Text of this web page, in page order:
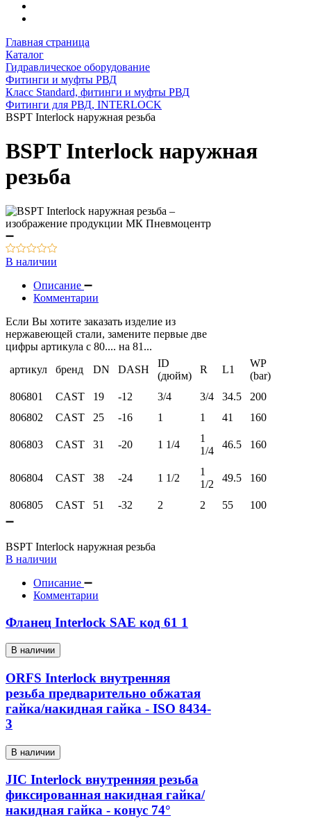
Главная страница
Каталог
Гидравлическое оборудование
Фитинги и муфты РВД
Класс Standard, фитинги и муфты РВД
Фитинги для РВД, INTERLOCK
BSPT Interlock наружная резьба
BSPT Interlock наружная
резьба
В наличии
Описание
Комментарии
Если Вы хотите заказать изделие из
нержавеющей стали, замените первые две
цифры артикула с 80.... на 81...
артикул
бренд DN DASH
ID
(дюйм)
R L1
WP
(bar)
806801
CAST 19 -12 3/4 3/4 34.5
200
806802
CAST 25 -16 1 1 41 160
806803 CAST 31 -20 1 1/4
1
1/4
46.5 160
806804 CAST 38 -24 1 1/2
1
1/2
49.5 160
806805 CAST 51 -32 2 2 55 100
BSPT Interlock наружная резьба
В наличии
Описание
Комментарии
Фланец Interlock SAE код 61 1
В наличии
ORFS Interlock внутренняя
резьба предварительно обжатая
гайка/накидная гайка - ISO 8434-
3
В наличии
JIC Interlock внутренняя резьба
фиксированная накидная гайка/
накидная гайка - конус 74°